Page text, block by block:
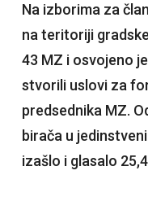
Na izborima za
na teritoriji
43 MZ i osvojeno
stvorili uslovi za
predsednika MZ.
birača u
izašlo i glasalo